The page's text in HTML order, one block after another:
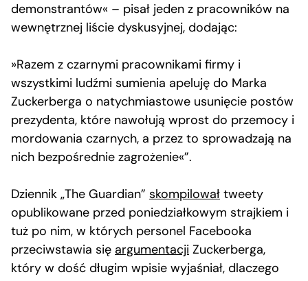
demonstrantów« – pisał jeden z pracowników na
wewnętrznej liście dyskusyjnej, dodając:
»Razem z czarnymi pracownikami firmy i
wszystkimi ludźmi sumienia apeluję do Marka
Zuckerberga o natychmiastowe usunięcie postów
prezydenta, które nawołują wprost do przemocy i
mordowania czarnych, a przez to sprowadzają na
nich bezpośrednie zagrożenie«”.
Dziennik „The Guardian” skompilował tweety
opublikowane przed poniedziałkowym strajkiem i
tuż po nim, w których personel Facebooka
przeciwstawia się argumentacji Zuckerberga,
który w dość długim wpisie wyjaśniał, dlaczego